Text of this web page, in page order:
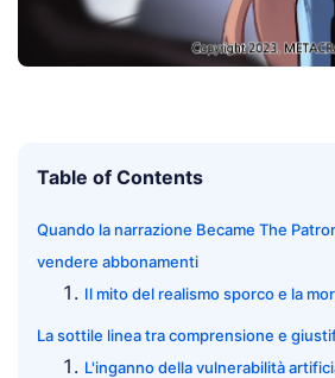
Table of Contents
Quando la narrazione Became The
vendere abbonamenti
Il mito del realismo sporco e la
La sottile linea tra comprensione e
L'inganno della vulnerabilità